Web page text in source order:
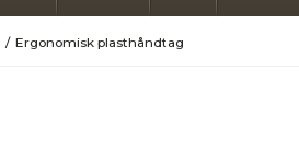
/ Ergonomisk plasthåndtag